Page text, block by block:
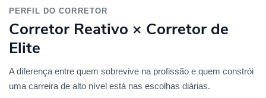
PERFIL DO CORRETOR
Corretor Reativo × Corretor de
Elite
A diferença entre quem sobrevive na profissão e quem constrói
uma carreira de alto nível está nas escolhas diárias.